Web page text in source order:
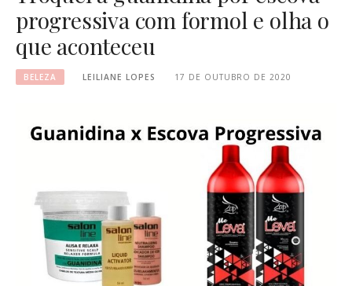
progressiva com formol e olha o
que aconteceu
BELEZA LEILIANE LOPES 17 DE OUTUBRO DE 2020